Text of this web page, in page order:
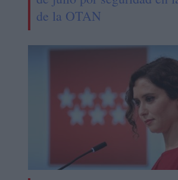
de la OTAN